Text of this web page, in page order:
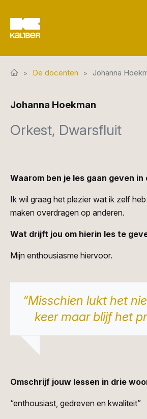
Sociaal domein
Over ons
De docenten Johanna
Johanna Hoekman
Orkest, Dwarsfluit
Waarom ben je les gaan geven
Ik wil graag het plezier wat ik zelf
maken overdragen op anderen.
Wat drijft jou om hierin les te
Mijn enthousiasme hiervoor.
“Misschien lukt het
keer maar blijf het
Omschrijf jouw lessen in drie
“enthousiast, gedreven en kwaliteit”